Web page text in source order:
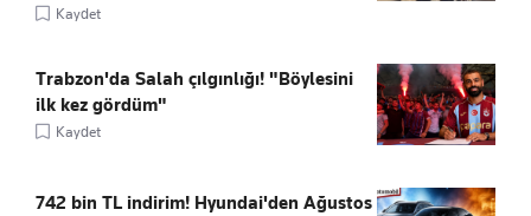
Kaydet
Trabzon'da Salah çılgınlığı! "Böylesini
ilk kez gördüm"
Kaydet
742 bin TL indirim! Hyundai'den Ağustos